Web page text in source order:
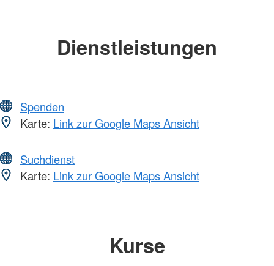
Dienstleistungen
Spenden
Karte: Link zur Google Maps Ansicht
Suchdienst
Karte: Link zur Google Maps Ansicht
Kurse